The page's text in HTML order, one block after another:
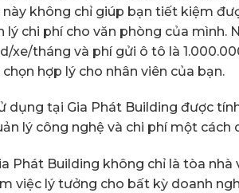
không chỉ giúp bạn tiết kiệm
lý chi phí cho văn phòng của mình.
xe/tháng và phí gửi ô tô là
hợp lý cho nhân viên của bạn.
dụng tại Gia Phát Building được
lý công nghệ và chi phí một cách
Phát Building không chỉ là tòa
việc lý tưởng cho bất kỳ doanh